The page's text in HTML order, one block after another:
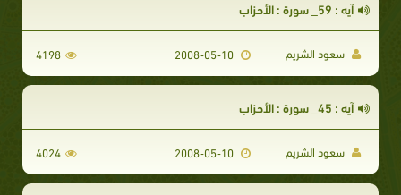
آيه : 59_ سورة : الأحزاب
سعود الشريم 2008-05-10
4198
آيه : 45_ سورة : الأحزاب
سعود الشريم 2008-05-10
4024